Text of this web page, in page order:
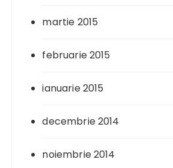
martie 2015
februarie 2015
ianuarie 2015
decembrie 2014
noiembrie 2014